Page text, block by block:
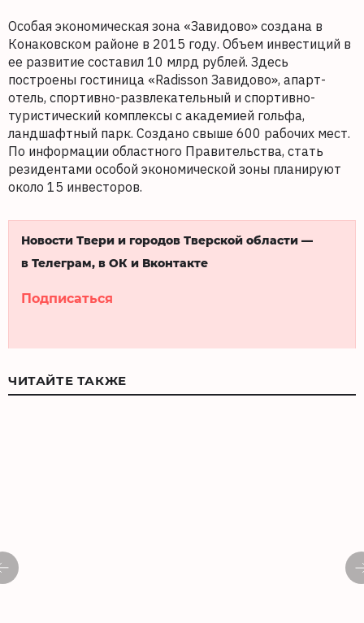
Особая экономическая зона «Завидово» создана в
Конаковском районе в 2015 году. Объем инвестиций в
ее развитие составил 10 млрд рублей. Здесь
построены гостиница «Radisson Завидово», апарт-
отель, спортивно-развлекательный и спортивно-
туристический комплексы с академией гольфа,
ландшафтный парк. Создано свыше 600 рабочих мест.
По информации областного Правительства, стать
резидентами особой экономической зоны планируют
около 15 инвесторов.
Новости Твери и городов Тверской области —
в Телеграм, в ОК и Вконтакте
Подписаться
ЧИТАЙТЕ ТАКЖЕ